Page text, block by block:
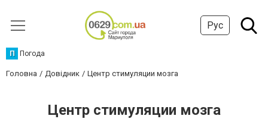
Рус
П Погода
Головна Довідник Центр стимуляции мозга
Центр стимуляции мозга